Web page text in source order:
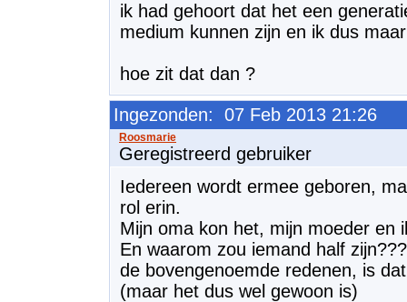
ik had gehoort dat het een
medium kunnen zijn en ik dus
hoe zit dat dan ?
Ingezonden: 07 Feb 2013 21:26
Geregistreerd gebruiker
Iedereen wordt ermee geboren,
rol erin.
Mijn oma kon het, mijn moeder en
En waarom zou iemand half
de bovengenoemde redenen, is
(maar het dus wel gewoon is)